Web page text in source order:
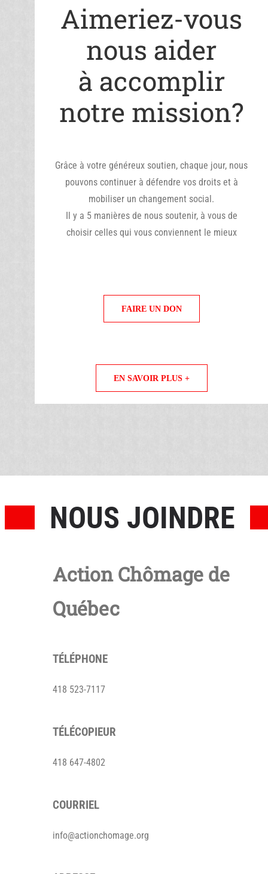
Aimeriez-vous
nous aider
à accomplir
notre mission?
Grâce à votre généreux soutien, chaque jour, nous
pouvons continuer à défendre vos droits et à
mobiliser un changement social.
Il y a 5 manières de nous soutenir, à vous de
choisir celles qui vous conviennent le mieux
FAIRE UN DON
EN SAVOIR PLUS +
NOUS JOINDRE
Action Chômage de
Québec
TÉLÉPHONE
418 523-7117
TÉLÉCOPIEUR
418 647-4802
COURRIEL
info@actionchomage.org